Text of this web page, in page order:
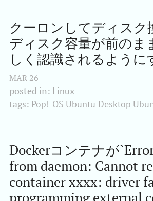
クーロンしてディスク
ディスク容量が前のま
しく認識されるように
MAR 26
posted in: Linux
tags: Pop!_OS Ubuntu Desktop
Dockerコンテナが
from daemon: Cannot
container xxxx: driver